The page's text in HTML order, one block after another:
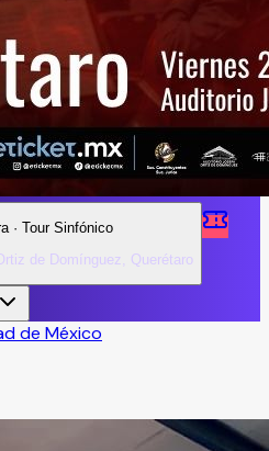
· Tour Sinfónico
de Domínguez, Querétaro
de México